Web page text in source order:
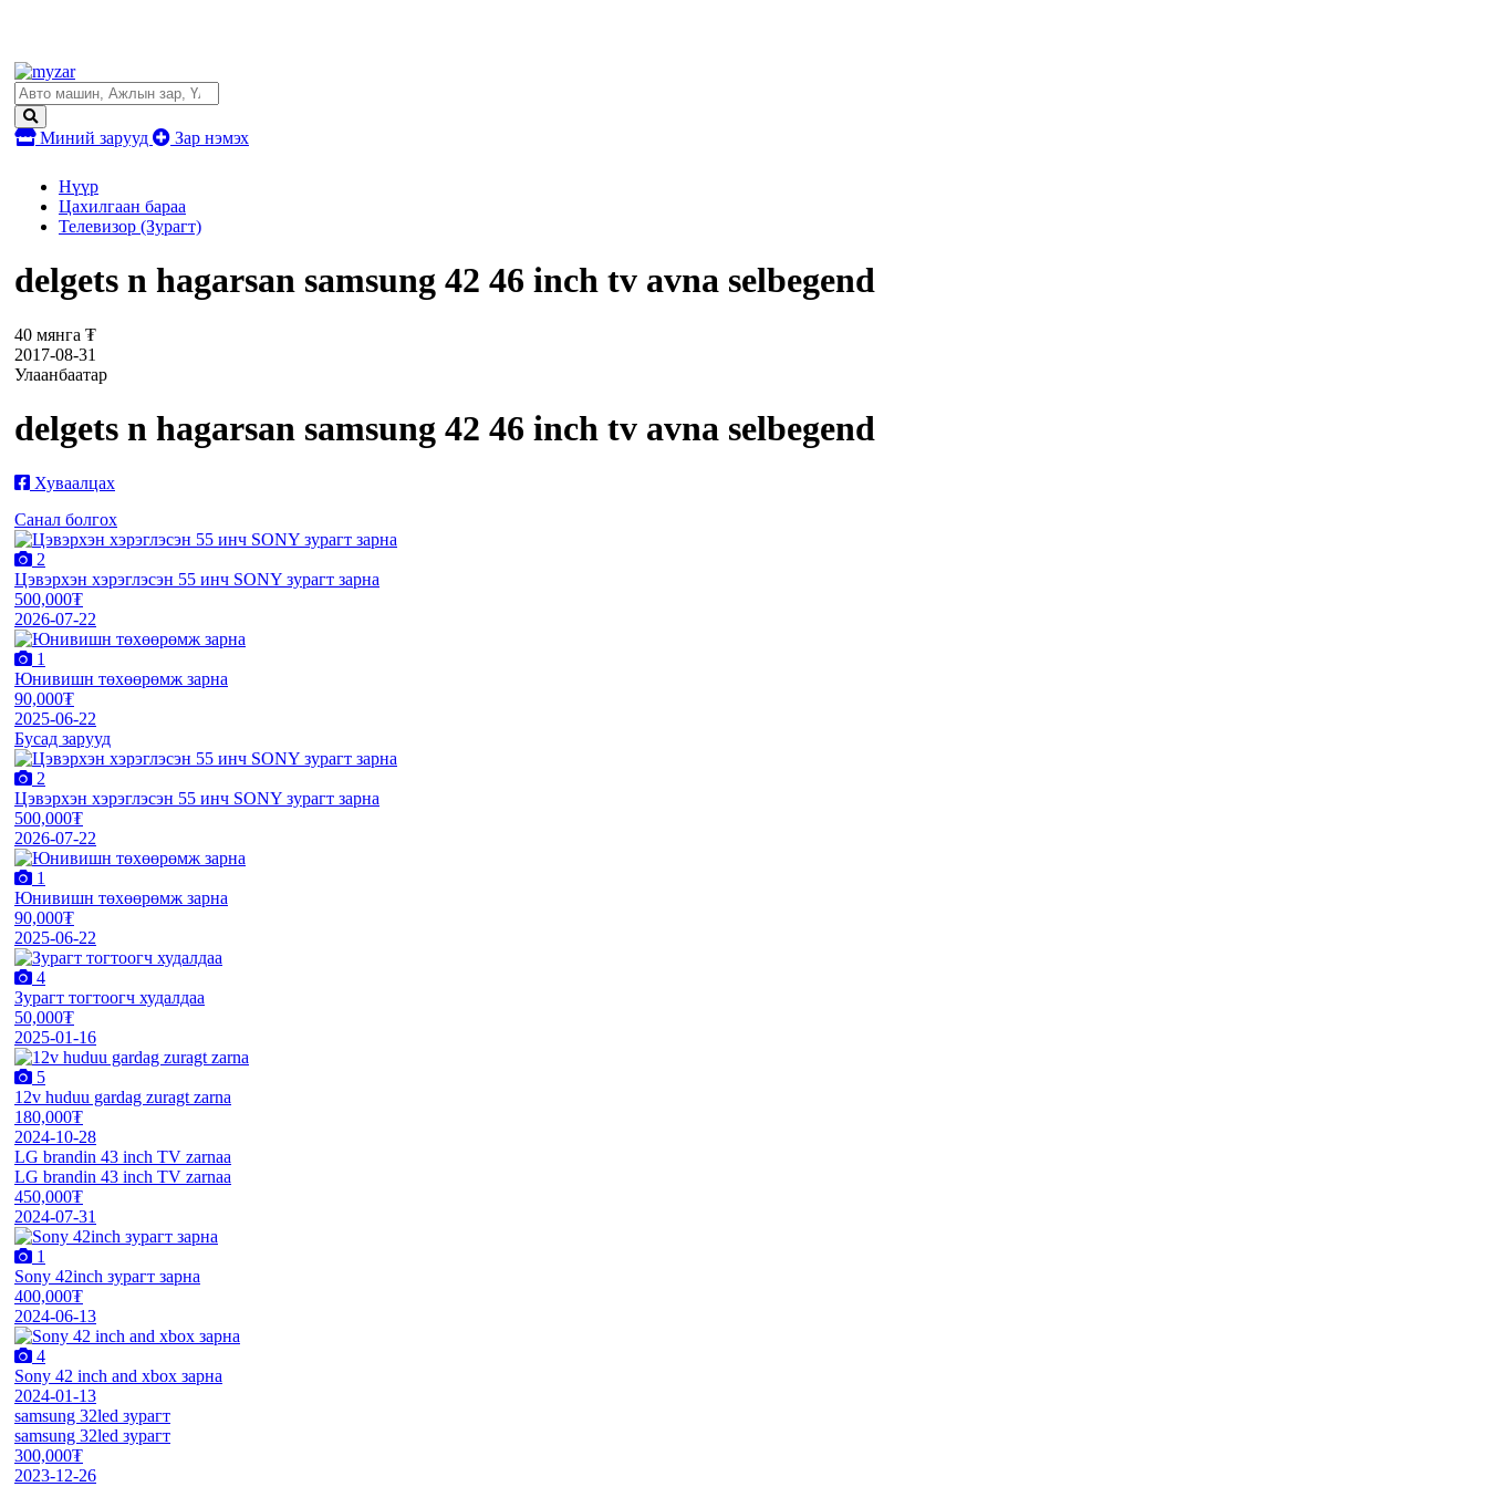
Миний зарууд Зар нэмэх
Нүүр
Цахилгаан бараа
Телевизор (Зурагт)
delgets n hagarsan samsung 42 46 inch tv avna selbegend
40 мянга ₮
2017-08-31
Улаанбаатар
delgets n hagarsan samsung 42 46 inch tv avna selbegend
Хуваалцах
Санал болгох
2
Цэвэрхэн хэрэглэсэн 55 инч SONY зурагт зарна
500,000₮
2026-07-22
1
Юнивишн төхөөрөмж зарна
90,000₮
2025-06-22
Бусад зарууд
2
Цэвэрхэн хэрэглэсэн 55 инч SONY зурагт зарна
500,000₮
2026-07-22
1
Юнивишн төхөөрөмж зарна
90,000₮
2025-06-22
4
Зурагт тогтоогч худалдаа
50,000₮
2025-01-16
5
12v huduu gardag zuragt zarna
180,000₮
2024-10-28
LG brandin 43 inch TV zarnaa
LG brandin 43 inch TV zarnaa
450,000₮
2024-07-31
1
Sony 42inch зурагт зарна
400,000₮
2024-06-13
4
Sony 42 inch and xbox зарна
2024-01-13
samsung 32led зурагт
samsung 32led зурагт
300,000₮
2023-12-26